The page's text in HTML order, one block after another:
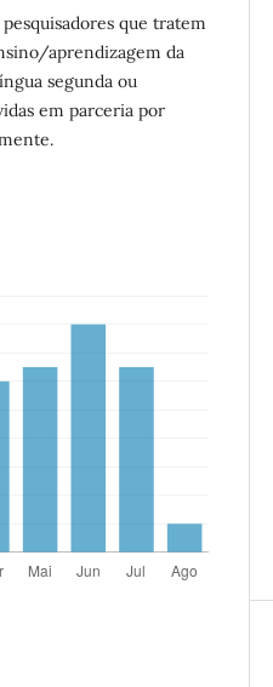
que tratem
aprendizagem da
segunda ou
em parceria por